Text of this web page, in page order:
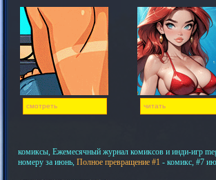
смотреть читать
комиксы, Ежемесячный журнал комиксов и инди-игр
номеру за июнь, Полное превращение #1 - комикс, #7